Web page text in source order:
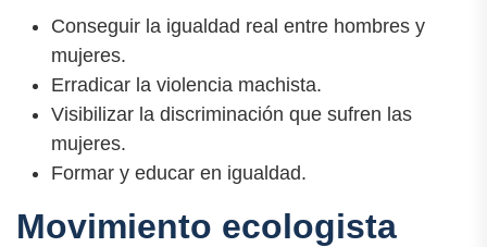
Conseguir la igualdad real entre hombres y
mujeres.
Erradicar la violencia machista.
Visibilizar la discriminación que sufren las
mujeres.
Formar y educar en igualdad.
Movimiento ecologista